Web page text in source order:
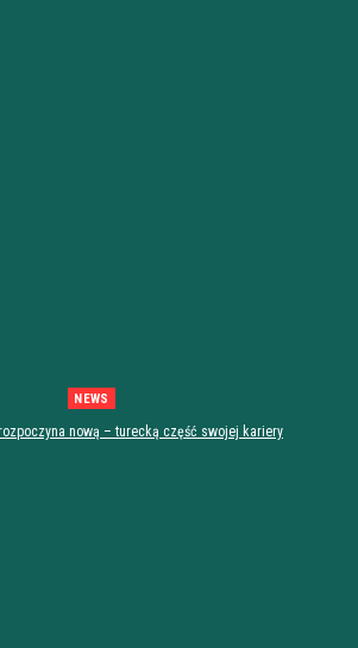
NEWS
nową – turecką część swojej kariery